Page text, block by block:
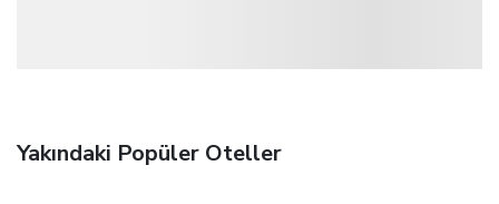
Yakındaki Popüler Oteller